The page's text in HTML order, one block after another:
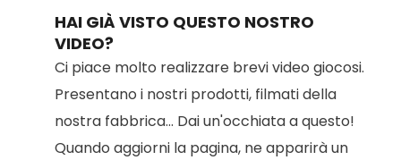
HAI GIÀ VISTO QUESTO NOSTRO
VIDEO?
Ci piace molto realizzare brevi video giocosi.
Presentano i nostri prodotti, filmati della
nostra fabbrica... Dai un'occhiata a questo!
Quando aggiorni la pagina, ne apparirà un